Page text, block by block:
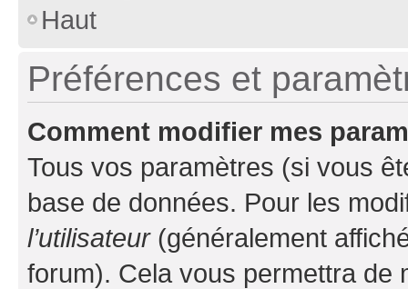
Haut
Préférences et
Comment modifier mes
Tous vos paramètres (si vous
base de données. Pour les
l’utilisateur(généralement
forum). Cela vous permettra de